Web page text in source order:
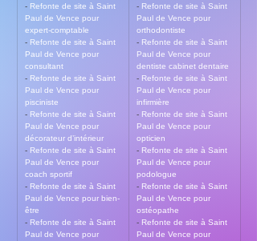
- Refonte de site à Saint
Paul de Vence pour
expert-comptable
- Refonte de site à Saint
Paul de Vence pour
consultant
- Refonte de site à Saint
Paul de Vence pour
pisciniste
- Refonte de site à Saint
Paul de Vence pour
décorateur d’intérieur
- Refonte de site à Saint
Paul de Vence pour
coach sportif
- Refonte de site à Saint
Paul de Vence pour bien-
être
- Refonte de site à Saint
Paul de Vence pour
- Refonte de site à Saint
Paul de Vence pour
orthodontiste
- Refonte de site à Saint
Paul de Vence pour
dentiste cabinet dentaire
- Refonte de site à Saint
Paul de Vence pour
infirmière
- Refonte de site à Saint
Paul de Vence pour
opticien
- Refonte de site à Saint
Paul de Vence pour
podologue
- Refonte de site à Saint
Paul de Vence pour
ostéopathe
- Refonte de site à Saint
Paul de Vence pour